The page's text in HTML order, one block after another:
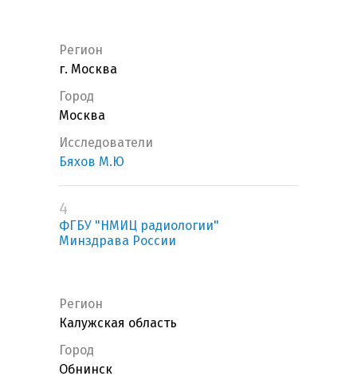
Регион
г. Москва
Город
Москва
Исследователи
Бяхов М.Ю
4
ФГБУ "НМИЦ радиологии"
Минздрава России
Регион
Калужская область
Город
Обнинск